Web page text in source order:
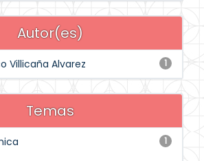
Autor(es)
1
Villicaña Alvarez
Temas
1